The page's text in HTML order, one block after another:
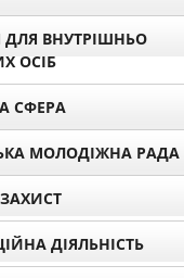
ДЛЯ ВНУТРІШНЬО
ОСІБ
СФЕРА
МОЛОДІЖНА РАДА
ДІЯЛЬНІСТЬ